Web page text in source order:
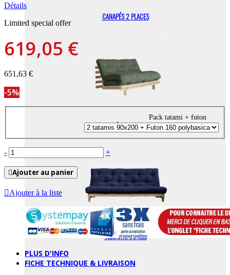
CANAPÉS 2 PLACES
CANAPÉS 3/4 PLACES
VELOURS COTELÉ
Détails
Limited special offer
619,05 €
651,63 €
-5%
Pack tatami + futon
- +
Ajouter au panier
Ajouter à la liste
PLUS D'INFO
FICHE TECHNIQUE & LIVRAISON